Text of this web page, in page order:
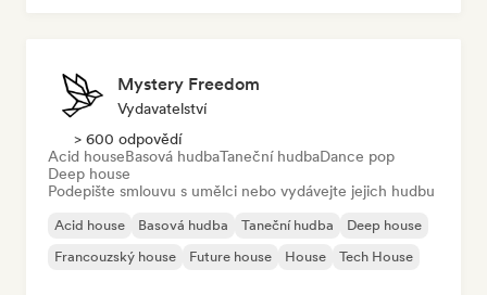
Mystery Freedom
Vydavatelství
> 600 odpovědí
Acid houseBasová hudbaTaneční hudbaDance pop
Deep house
Podepište smlouvu s umělci nebo vydávejte jejich hudbu
Acid house Basová hudba Taneční hudba
Deep house
Francouzský house
Future house House Tech House